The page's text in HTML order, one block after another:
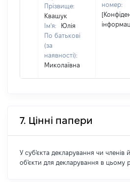
Прізвище:
Квашук
Ім'я:
Юлія
По батькові
(за
наявності):
Миколаївна
номер:
7. Цінні папери
У суб'єкта декларування чи членів
об'єкти для декларування в цьому